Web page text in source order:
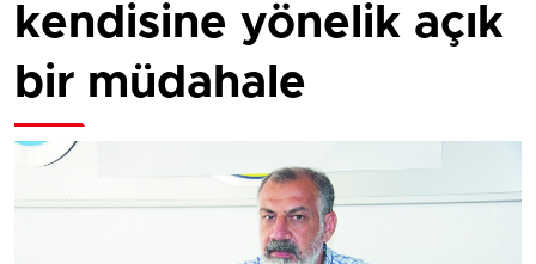
kendisine yönelik açık
bir müdahale